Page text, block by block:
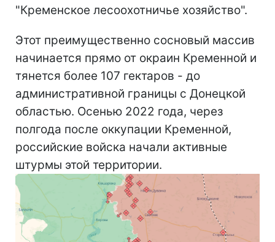
"Кременское лесоохотничье хозяйство".
Этот преимущественно сосновый массив
начинается прямо от окраин Кременной и
тянется более 107 гектаров - до
административной границы с Донецкой
областью. Осенью 2022 года, через
полгода после оккупации Кременной,
российские войска начали активные
штурмы этой территории.